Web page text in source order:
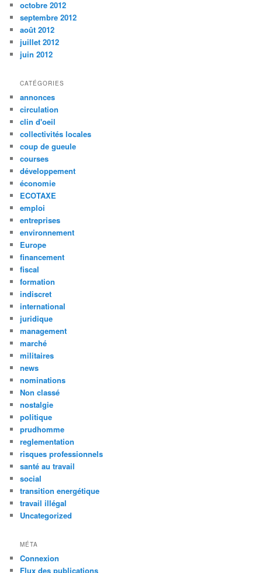
octobre 2012
septembre 2012
août 2012
juillet 2012
juin 2012
CATÉGORIES
annonces
circulation
clin d'oeil
collectivités locales
coup de gueule
courses
développement
économie
ECOTAXE
emploi
entreprises
environnement
Europe
financement
fiscal
formation
indiscret
international
juridique
management
marché
militaires
news
nominations
Non classé
nostalgie
politique
prudhomme
reglementation
risques professionnels
santé au travail
social
transition energétique
travail illégal
Uncategorized
MÉTA
Connexion
Flux des publications